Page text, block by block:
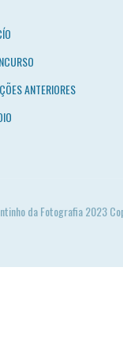
ANTERIORES
da Fotografia 2023